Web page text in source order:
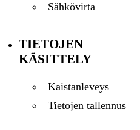
Sähkövirta
TIETOJEN
KÄSITTELY
Kaistanleveys
Tietojen tallennus